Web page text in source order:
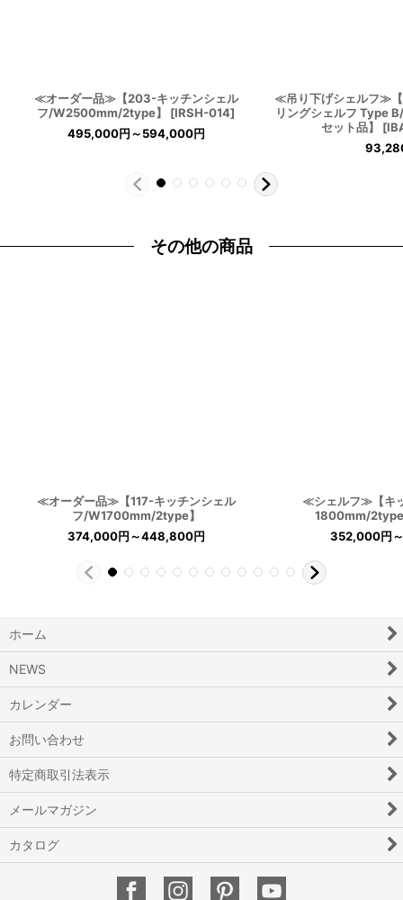
≪オーダー品≫【203-キッチンシェル
フ/W2500mm/2type】
[IRSH-014]
495,000円～594,000円
≪吊り下げシェルフ≫【
リングシェルフ Type
セット品】
[
その他の商品
≪オーダー品≫【117-キッチンシェル
フ/W1700mm/2type】
374,000円～448,800円
≪シェルフ≫【キ
1800mm/
352,000円
ホーム
NEWS
カレンダー
お問い合わせ
特定商取引法表示
メールマガジン
カタログ